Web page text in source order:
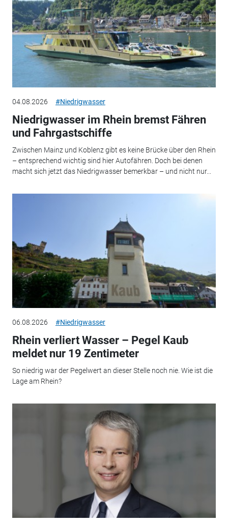
04.08.2026 #Niedrigwasser
Niedrigwasser im Rhein bremst Fähren
und Fahrgastschiffe
Zwischen Mainz und Koblenz gibt es keine Brücke über den Rhein
– entsprechend wichtig sind hier Autofähren. Doch bei denen
macht sich jetzt das Niedrigwasser bemerkbar – und nicht nur...
06.08.2026 #Niedrigwasser
Rhein verliert Wasser – Pegel Kaub
meldet nur 19 Zentimeter
So niedrig war der Pegelwert an dieser Stelle noch nie. Wie ist die
Lage am Rhein?